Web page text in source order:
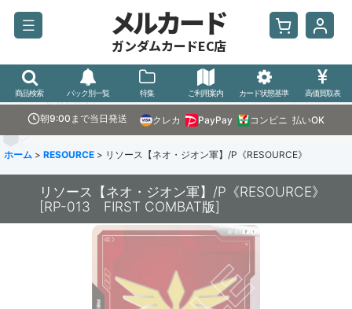
メルカード
ガンダムカードEC店
商品検索 パック別一覧 特集 ご利用案内 カード状態基準 高価買取表
朝9:00まで当日発送 クレカ PayPay コンビニ 払いOK
ホーム > RESOURCE > リソース【ネオ・ジオン軍】/P《RESOURCE》
リソース【ネオ・ジオン軍】/P《RESOURCE》
[RP-013 FIRST COMBAT版]